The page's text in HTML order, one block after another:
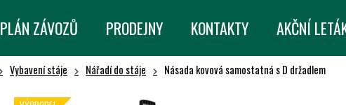
PLÁN ZÁVOZŮ PRODEJNY KONTAKTY AKČNÍ
Vybavení stáje Nářadí do stáje Násada kovová samostatná s D držadlem
CO POTŘEBUJETE NAJÍT?